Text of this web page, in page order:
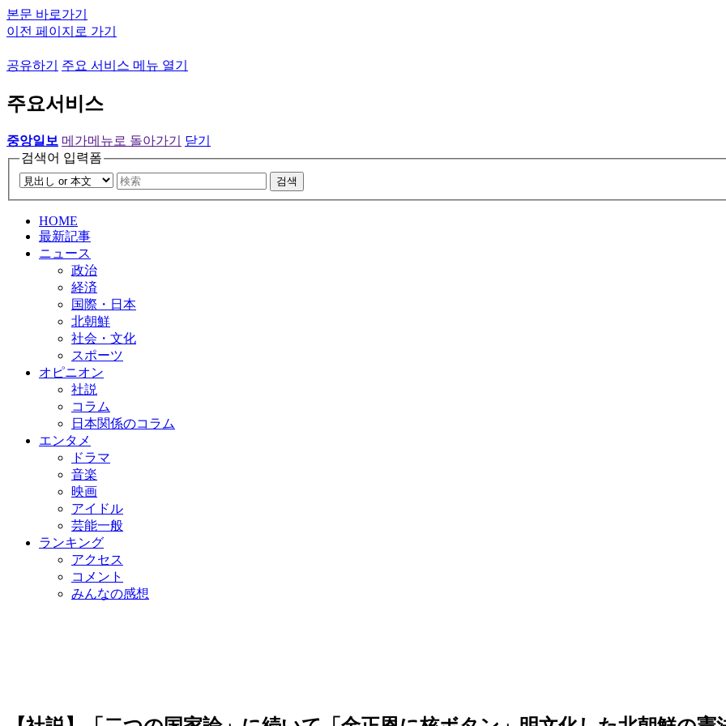
본문 바로가기
이전 페이지로 가기
공유하기 주요 서비스 메뉴 열기
주요서비스
중앙일보 메가메뉴로 돌아가기
닫기
검색어 입력폼
검색
HOME
最新記事
ニュース
政治
経済
国際・日本
北朝鮮
社会・文化
スポーツ
オピニオン
社説
コラム
日本関係のコラム
エンタメ
ドラマ
音楽
映画
アイドル
芸能一般
ランキング
アクセス
コメント
みんなの感想